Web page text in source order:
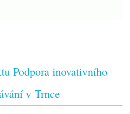
Podpora inovativního
v Trnce